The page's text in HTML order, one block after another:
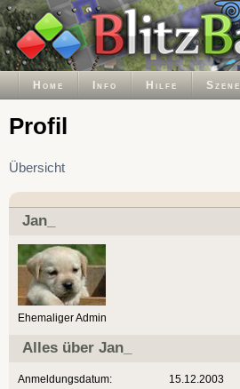
Home Info Hilfe Szene
Profil
Übersicht
Jan_
Ehemaliger Admin
Alles über Jan_
Anmeldungsdatum: 15.12.2003